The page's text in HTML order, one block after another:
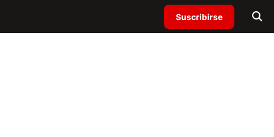
Suscribirse